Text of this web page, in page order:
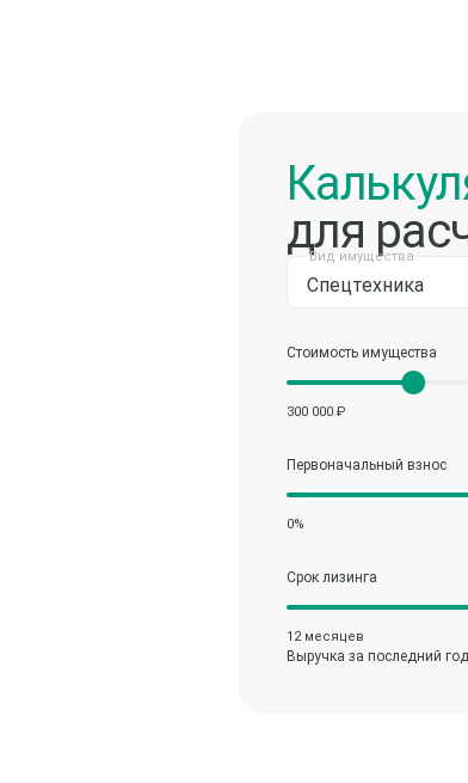
для
Спецтехника
Вид имущества
Стоимость имущества
300 000 ₽
Первоначальный взнос
0%
Срок лизинга
12 месяцев
Выручка за последний год